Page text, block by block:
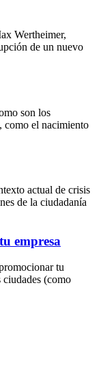
Wertheimer,
de un nuevo
son los
como el nacimiento
actual de crisis
de la ciudadanía
empresa
tu
ciudades (como